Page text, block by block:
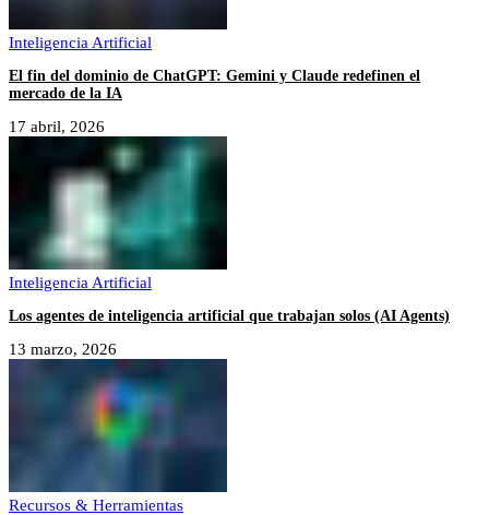
Inteligencia Artificial
El fin del dominio de ChatGPT: Gemini y Claude redefinen el
mercado de la IA
17 abril, 2026
Inteligencia Artificial
Los agentes de inteligencia artificial que trabajan solos (AI Agents)
13 marzo, 2026
Recursos & Herramientas